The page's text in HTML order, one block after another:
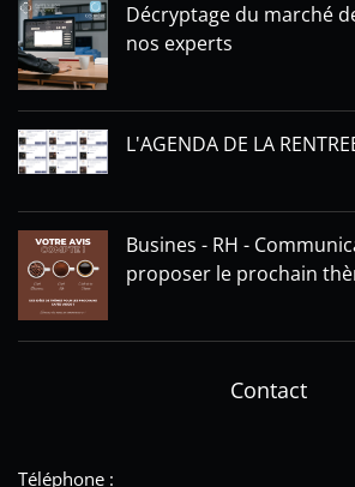
Décryptage du marché
nos experts
L'AGENDA DE LA
Busines - RH -
proposer le prochain
Contact
Téléphone :